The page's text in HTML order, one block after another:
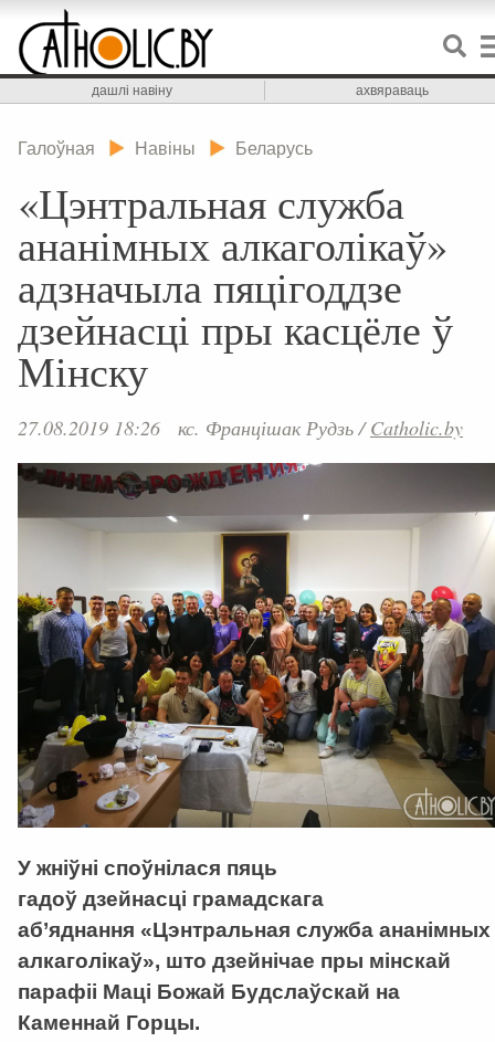
дашлі навіну ахвяраваць
Галоўная Навіны Беларусь
«Цэнтральная служба
ананімных алкаголікаў»
адзначыла пяцігоддзе
дзейнасці пры касцёле ў
Мінску
27.08.2019 18:26 кс. Францішак Рудзь/Catholic.by
У жніўні споўнілася пяць
гадоў дзейнасці грамадскага
аб’яднання «Цэнтральная служба ананімных
алкаголікаў», што дзейнічае пры мінскай
парафіі Маці Божай Будслаўскай на
Каменнай Горцы.